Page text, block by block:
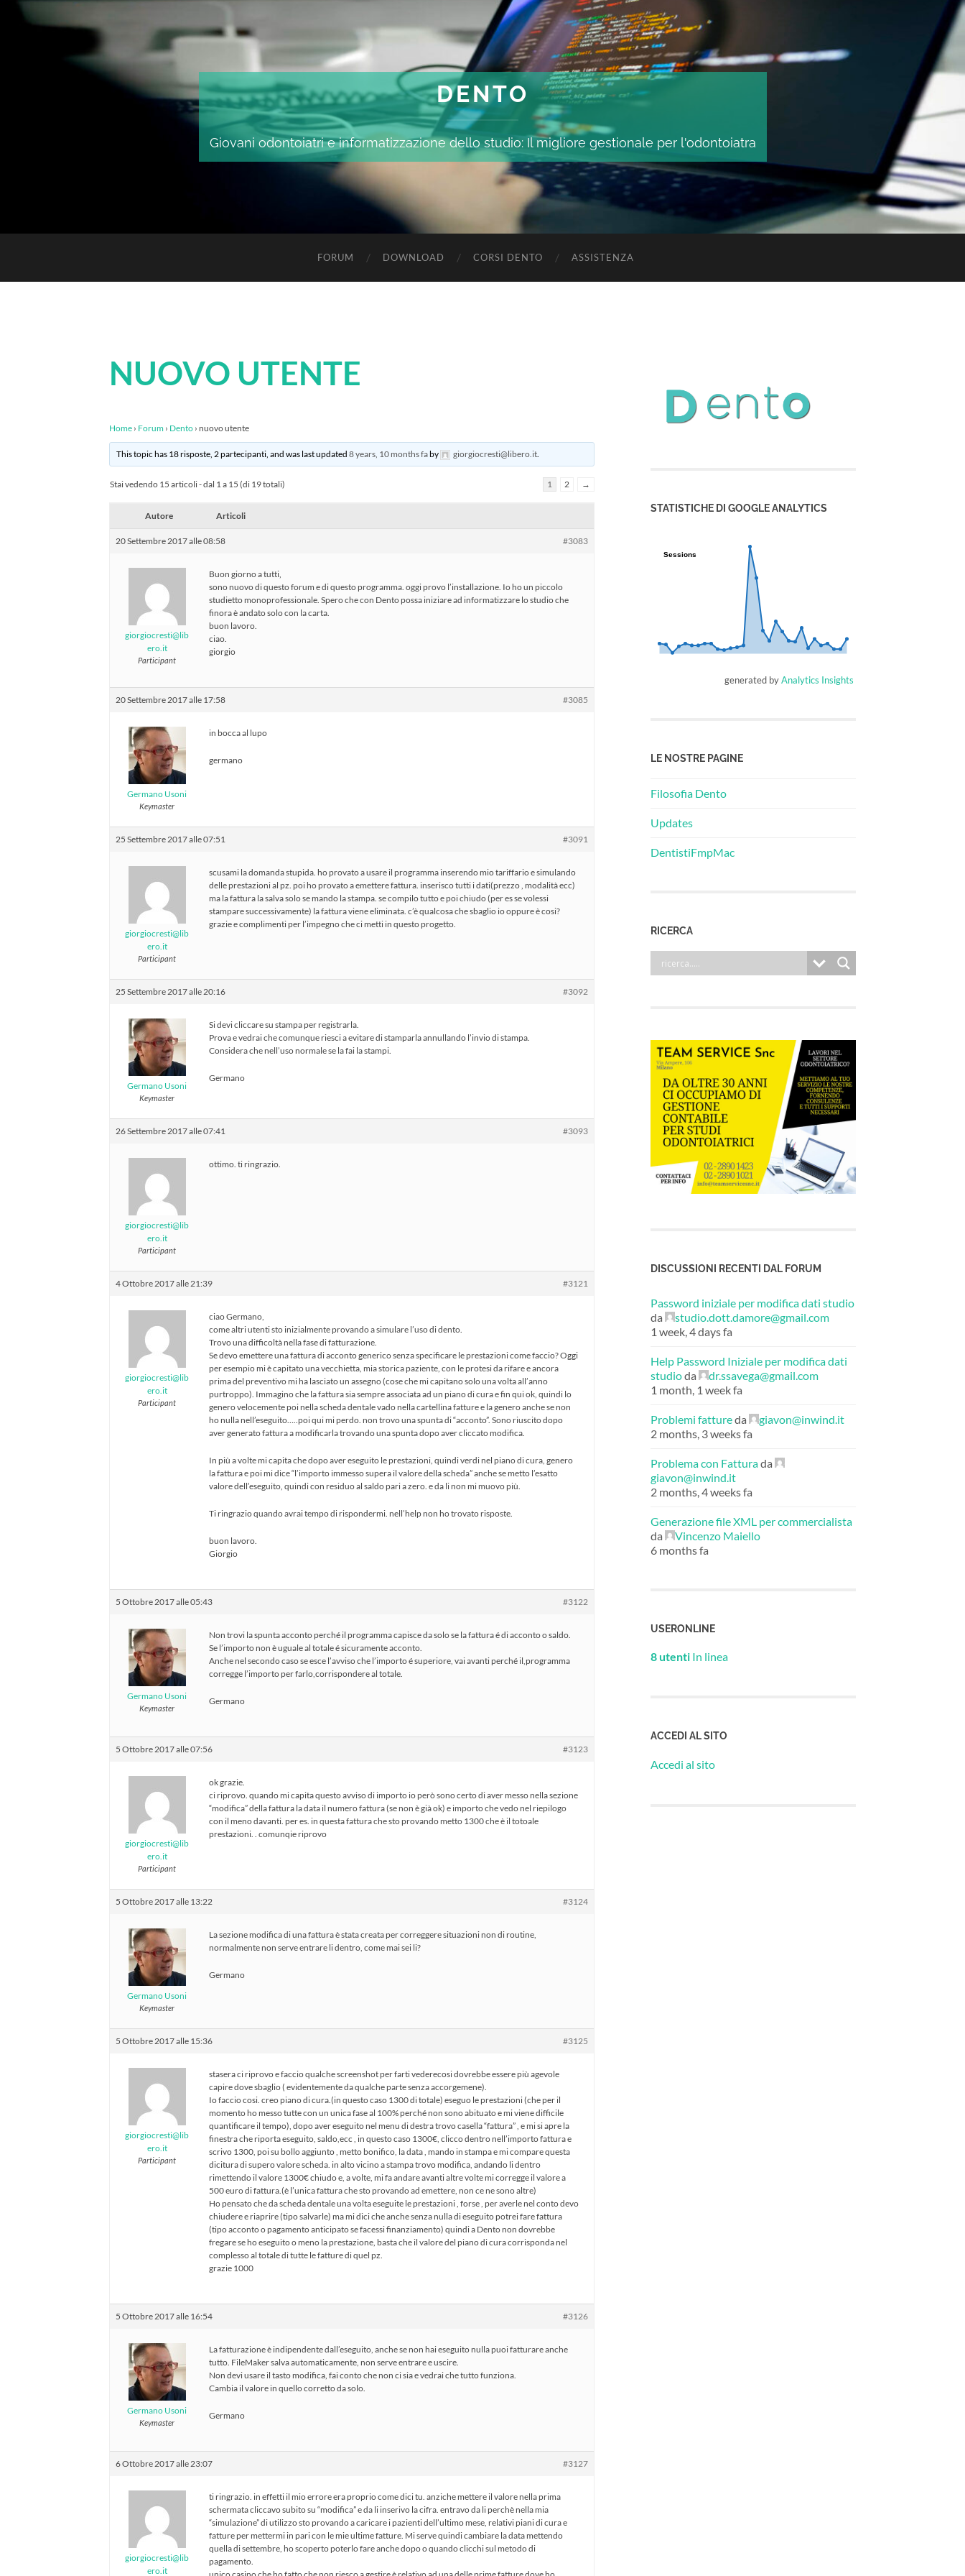
DENTO
Giovani odontoiatri e informatizzazione dello studio: Il migliore gestionale per l'odontoiatra
FORUM DOWNLOAD CORSI DENTO ASSISTENZA
NUOVO UTENTE
Home › Forum › Dento › nuovo utente
This topic has 18 risposte, 2 partecipanti, and was last updated8 years, 10 months faby giorgiocresti@libero.it
Stai vedendo 15 articoli - dal 1 a 15 (di 19 totali) 1 2 →
Autore Articoli
20 Settembre 2017 alle 08:58 #3083
giorgiocresti@lib
ero.it
Participant
Buon giorno a tutti,
sono nuovo di questo forum e di questo programma. oggi provo l’installazione. Io ho un piccolo
studietto monoprofessionale. Spero che con Dento possa iniziare ad informatizzare lo studio che
finora è andato solo con la carta.
buon lavoro.
ciao.
giorgio
20 Settembre 2017 alle 17:58 #3085
Germano Usoni
Keymaster
in bocca al lupo
germano
25 Settembre 2017 alle 07:51 #3091
giorgiocresti@lib
ero.it
Participant
scusami la domanda stupida. ho provato a usare il programma inserendo mio tariffario e simulando
delle prestazioni al pz. poi ho provato a emettere fattura. inserisco tutti i dati(prezzo , modalità ecc)
ma la fattura la salva solo se mando la stampa. se compilo tutto e poi chiudo (per es se volessi
stampare successivamente) la fattura viene eliminata. c’è qualcosa che sbaglio io oppure è cosi?
grazie e complimenti per l’impegno che ci metti in questo progetto.
25 Settembre 2017 alle 20:16 #3092
Germano Usoni
Keymaster
Si devi cliccare su stampa per registrarla.
Prova e vedrai che comunque riesci a evitare di stamparla annullando l’invio di stampa.
Considera che nell’uso normale se la fai la stampi.
Germano
26 Settembre 2017 alle 07:41 #3093
giorgiocresti@lib
ero.it
Participant
ottimo. ti ringrazio.
4 Ottobre 2017 alle 21:39 #3121
giorgiocresti@lib
ero.it
Participant
ciao Germano,
come altri utenti sto inizialmente provando a simulare l’uso di dento.
Trovo una difficoltà nella fase di fatturazione.
Se devo emettere una fattura di acconto generico senza specificare le prestazioni come faccio? Oggi
per esempio mi è capitato una vecchietta, mia storica paziente, con le protesi da rifare e ancora
prima del preventivo mi ha lasciato un assegno (cose che mi capitano solo una volta all’anno
purtroppo). Immagino che la fattura sia sempre associata ad un piano di cura e fin qui ok, quindi lo
genero velocemente poi nella scheda dentale vado nella cartellina fatture e la genero anche se non
ho nulla nell’eseguito…..poi qui mi perdo. non trovo una spunta di “acconto”. Sono riuscito dopo
aver generato fattura a modificarla trovando una spunta dopo aver cliccato modifica.
In più a volte mi capita che dopo aver eseguito le prestazioni, quindi verdi nel piano di cura, genero
la fattura e poi mi dice “l’importo immesso supera il valore della scheda” anche se metto l’esatto
valore dell’eseguito, quindi con residuo al saldo pari a zero. e da li non mi muovo più.
Ti ringrazio quando avrai tempo di rispondermi. nell’help non ho trovato risposte.
buon lavoro.
Giorgio
5 Ottobre 2017 alle 05:43 #3122
Germano Usoni
Keymaster
Non trovi la spunta acconto perché il programma capisce da solo se la fattura é di acconto o saldo.
Se l’importo non è uguale al totale é sicuramente acconto.
Anche nel secondo caso se esce l’avviso che l’importo é superiore, vai avanti perché il,programma
corregge l’importo per farlo,corrispondere al totale.
Germano
5 Ottobre 2017 alle 07:56 #3123
giorgiocresti@lib
ero.it
Participant
ok grazie.
ci riprovo. quando mi capita questo avviso di importo io però sono certo di aver messo nella sezione
“modifica” della fattura la data il numero fattura (se non è già ok) e importo che vedo nel riepilogo
con il meno davanti. per es. in questa fattura che sto provando metto 1300 che è il totoale
prestazioni. . comunqie riprovo
5 Ottobre 2017 alle 13:22 #3124
Germano Usoni
Keymaster
La sezione modifica di una fattura è stata creata per correggere situazioni non di routine,
normalmente non serve entrare li dentro, come mai sei li?
Germano
5 Ottobre 2017 alle 15:36 #3125
giorgiocresti@lib
ero.it
Participant
stasera ci riprovo e faccio qualche screenshot per farti vederecosi dovrebbe essere più agevole
capire dove sbaglio ( evidentemente da qualche parte senza accorgemene).
Io faccio cosi. creo piano di cura.(in questo caso 1300 di totale) eseguo le prestazioni (che per il
momento ho messo tutte con un unica fase al 100% perché non sono abituato e mi viene difficile
quantificare il tempo), dopo aver eseguito nel menu di destra trovo casella “fattura” , e mi si apre la
finestra che riporta eseguito, saldo,ecc , in questo caso 1300€, clicco dentro nell’importo fattura e
scrivo 1300, poi su bollo aggiunto , metto bonifico, la data , mando in stampa e mi compare questa
dicitura di supero valore scheda. in alto vicino a stampa trovo modifica, andando li dentro
rimettendo il valore 1300€ chiudo e, a volte, mi fa andare avanti altre volte mi corregge il valore a
500 euro di fattura.(è l’unica fattura che sto provando ad emettere, non ce ne sono altre)
Ho pensato che da scheda dentale una volta eseguite le prestazioni , forse , per averle nel conto devo
chiudere e riaprire (tipo salvarle) ma mi dici che anche senza nulla di eseguito potrei fare fattura
(tipo acconto o pagamento anticipato se facessi finanziamento) quindi a Dento non dovrebbe
fregare se ho eseguito o meno la prestazione, basta che il valore del piano di cura corrisponda nel
complesso al totale di tutte le fatture di quel pz.
grazie 1000
5 Ottobre 2017 alle 16:54 #3126
Germano Usoni
Keymaster
La fatturazione è indipendente dall’eseguito, anche se non hai eseguito nulla puoi fatturare anche
tutto. FileMaker salva automaticamente, non serve entrare e uscire.
Non devi usare il tasto modifica, fai conto che non ci sia e vedrai che tutto funziona.
Cambia il valore in quello corretto da solo.
Germano
6 Ottobre 2017 alle 23:07 #3127
giorgiocresti@lib
ero.it
ti ringrazio. in effetti il mio errore era proprio come dici tu. anziche mettere il valore nella prima
schermata cliccavo subito su “modifica” e da li inserivo la cifra. entravo da li perchè nella mia
“simulazione” di utilizzo sto provando a caricare i pazienti dell’ultimo mese, relativi piani di cura e
fatture per mettermi in pari con le mie ultime fatture. Mi serve quindi cambiare la data mettendo
quella di settembre, ho scoperto poterlo fare anche dopo o quando clicchi sul metodo di
pagamento.
STATISTICHE DI GOOGLE ANALYTICS
Sessions
Sessions
generated byAnalytics Insights
LE NOSTRE PAGINE
Filosofia Dento
Updates
DentistiFmpMac
RICERCA
DISCUSSIONI RECENTI DAL FORUM
Password iniziale per modifica dati studio
da
studio.dott.damore@gmail.com
1 week, 4 days fa
Help Password Iniziale per modifica dati
studioda
dr.ssavega@gmail.com
1 month, 1 week fa
Problemi fattureda
giavon@inwind.it
2 months, 3 weeks fa
Problema con Fatturada
giavon@inwind.it
2 months, 4 weeks fa
Generazione file XML per commercialista
da
Vincenzo Maiello
6 months fa
USERONLINE
8 utenti In linea
ACCEDI AL SITO
Accedi al sito